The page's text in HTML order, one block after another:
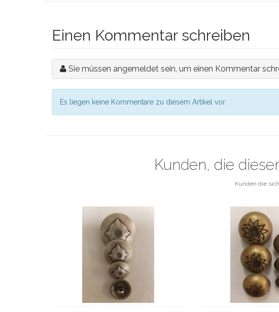
Einen Kommentar schreiben
Sie müssen angemeldet sein, um einen Kommentar
Es liegen keine Kommentare zu diesem Artikel vor.
Kunden, die
Kunden die